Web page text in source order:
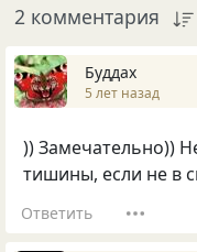
2 комментария
Буддах
5 лет назад
)) Замечательно))
тишины, если не в
Ответить